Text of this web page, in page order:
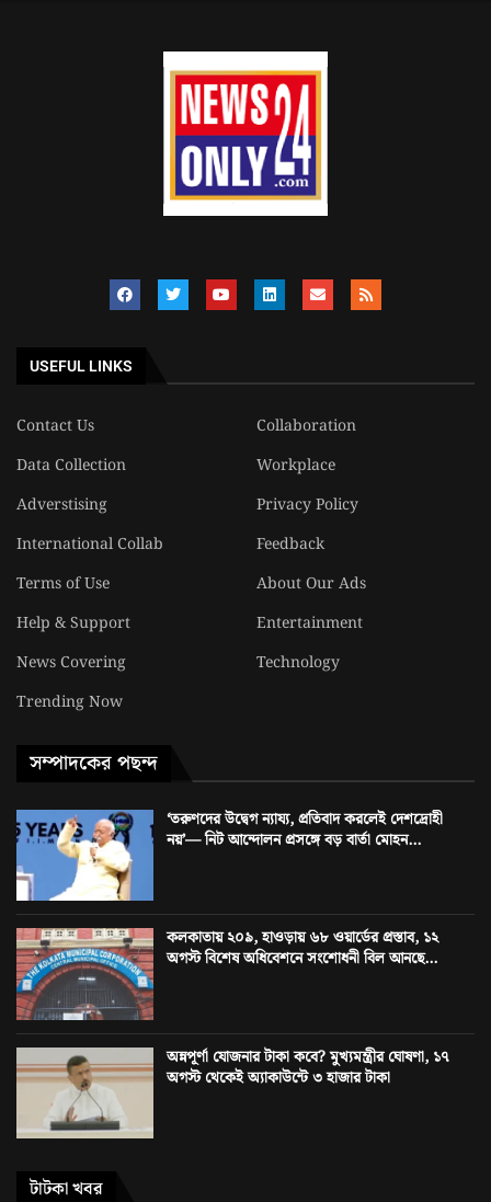
USEFUL LINKS
Contact Us
Collaboration
Data Collection
Workplace
Adverstising
Privacy Policy
International Collab
Feedback
Terms of Use
About Our Ads
Help & Support
Entertainment
News Covering
Technology
Trending Now
সম্পাদকের পছন্দ
‘তরুণদের উদ্বেগ ন্যায্য, প্রতিবাদ করলেই দেশদ্রোহী
নয়’— নিট আন্দোলন প্রসঙ্গে বড় বার্তা মোহন...
কলকাতায় ২০৯, হাওড়ায় ৬৮ ওয়ার্ডের প্রস্তাব, ১২
অগস্ট বিশেষ অধিবেশনে সংশোধনী বিল আনছে...
অন্নপূর্ণা যোজনার টাকা কবে? মুখ্যমন্ত্রীর ঘোষণা, ১৭
অগস্ট থেকেই অ্যাকাউন্টে ৩ হাজার টাকা
টাটকা খবর